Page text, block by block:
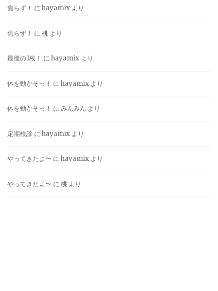
焦らず！ に hayamix より
焦らず！ に 桃 より
最後の1枚！ に hayamix より
体を動かそっ！ に hayamix より
体を動かそっ！ に みんみん より
定期検診 に hayamix より
やってきたよ〜 に hayamix より
やってきたよ〜 に 桃 より